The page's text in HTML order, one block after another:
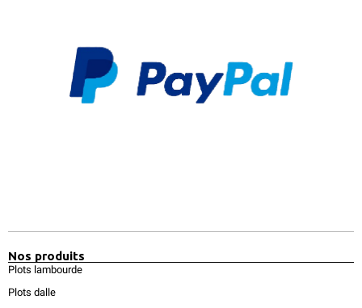
Nos produits
Plots lambourde
Plots dalle